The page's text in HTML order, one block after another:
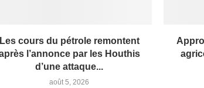
cours du pétrole remontent
l’annonce par les Houthis
d’une attaque...
août 5, 2026